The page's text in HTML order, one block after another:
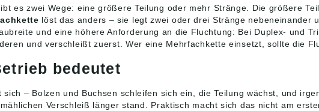
Roßhaupter-Str. 53, D
81369 München,
Deutschland, info@iwis.de
es zwei Wege: eine größere Teilung oder mehr Stränge. Die größere
löst das anders – sie legt zwei oder drei Stränge
und eine höhere Anforderung an die Fluchtung: Bei Duplex- und
und verschleißt zuerst. Wer eine Mehrfachkette einsetzt, sollte die
bedeutet
– Bolzen und Buchsen schleifen sich ein, die Teilung wächst, und
Verschleiß länger stand. Praktisch macht sich das nicht am